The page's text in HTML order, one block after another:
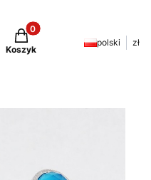
Produkty w koszyku: 0.
Koszyk
polski zł